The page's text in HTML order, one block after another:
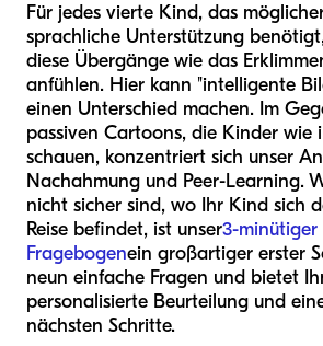
Für jedes vierte Kind, das
sprachliche Unterstützung
diese Übergänge wie das
anfühlen. Hier kann "intelligente
einen Unterschied machen. Im
passiven Cartoons, die Kinder wie
schauen, konzentriert sich unser
Nachahmung und Peer-Learning.
nicht sicher sind, wo Ihr Kind sich
Reise befindet, ist unser3-
Fragebogenein großartiger erster
neun einfache Fragen und bietet
personalisierte Beurteilung und
nächsten Schritte.